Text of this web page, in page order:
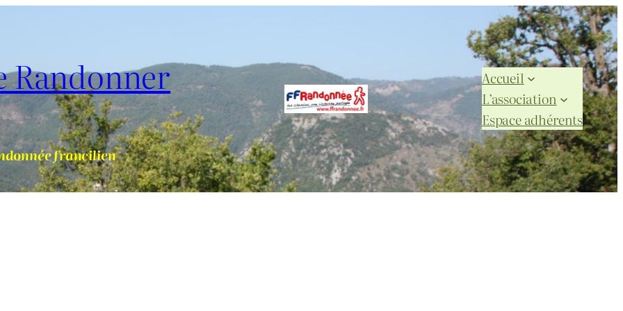
Randonner
francilien
Accueil
L’association
Espace adhérents